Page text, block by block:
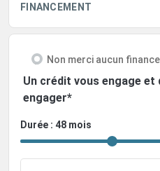
FINANCEMENT
Non merci aucun
Un crédit vous engage
engager*
Durée : 48 mois